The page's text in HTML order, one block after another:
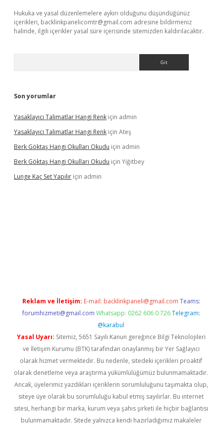
Hukuka ve yasal düzenlemelere aykırı olduğunu düşündüğünüz
içerikleri, backlinkpanelicomtr@gmail.com adresine bildirmeniz
halinde, ilgili içerikler yasal süre içerisinde sitemizden kaldırılacaktır.
Son yorumlar
Yasaklayıcı Talimatlar Hangi Renk için admin
Yasaklayıcı Talimatlar Hangi Renk için Ateş
Berk Göktaş Hangi Okulları Okudu için admin
Berk Göktaş Hangi Okulları Okudu için Yiğitbey
Lunge Kaç Set Yapılır için admin
Reklam ve İletişim: E-mail: backlinkpaneli@gmail.com Teams:
forumhizmeti@gmail.com Whatsapp: 0262 606 0 726 Telegram:
@karabul
Yasal Uyarı: Sitemiz, 5651 Sayılı Kanun gereğince Bilgi Teknolojileri
ve İletişim Kurumu (BTK) tarafından onaylanmış bir Yer Sağlayıcı
olarak hizmet vermektedir. Bu nedenle, sitedeki içerikleri proaktif
olarak denetleme veya araştırma yükümlülüğümüz bulunmamaktadır.
Ancak, üyelerimiz yazdıkları içeriklerin sorumluluğunu taşımakta olup,
siteye üye olarak bu sorumluluğu kabul etmiş sayılırlar. Bu internet
sitesi, herhangi bir marka, kurum veya şahıs şirketi ile hiçbir bağlantısı
bulunmamaktadır. Sitede yalnızca kendi hazırladığımız makaleler